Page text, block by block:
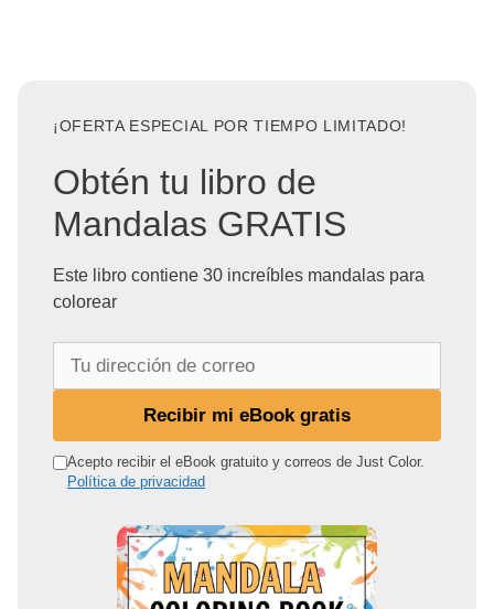
¡OFERTA ESPECIAL POR TIEMPO LIMITADO!
Obtén tu libro de
Mandalas GRATIS
Este libro contiene 30 increíbles mandalas para
colorear
r
Recibir mi eBook gratis
Acepto recibir el eBook gratuito y correos de Just Color.
Política de privacidad